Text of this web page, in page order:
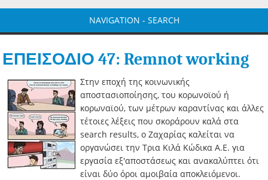
NAVIGATION - SEARCH
ΕΠΕΙΣΟΔΙΟ 47: Remnot working
Στην εποχή της κοινωνικής
αποστασιοποίησης, του κορωνοϊού ή
κορωναϊού, των μέτρων καραντίνας και άλλες
τέτοιες λέξεις που σκοράρουν καλά στα
search results, ο Ζαχαρίας καλείται να
οργανώσει την Τρια Κιλά Κώδικα Α.Ε. για
εργασία εξ'αποστάσεως και ανακαλύπτει ότι
είναι δύο όροι αμοιβαία αποκλειόμενοι.